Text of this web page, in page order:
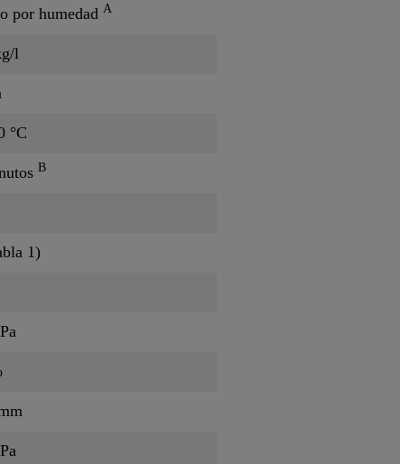
por humedad A
l
°C
B
1)